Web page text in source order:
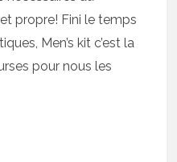
propre! Fini le temps
Men’s kit c’est la
pour nous les